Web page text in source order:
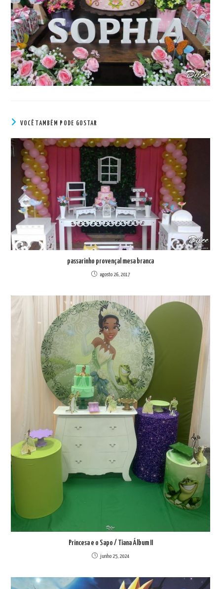
VOCÊ TAMBÉM PODE GOSTAR
passarinho provençal mesa branca
agosto 26, 2017
Princesa e o Sapo / Tiana Álbum II
junho 25, 2024